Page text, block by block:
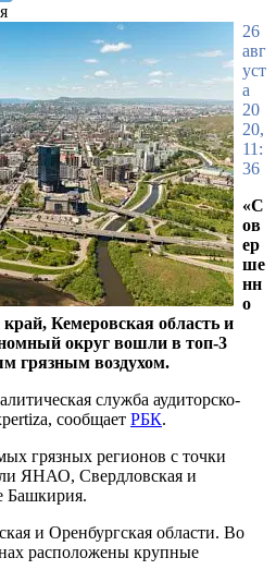
26
авг
уст
а
20
20,
11:
36
«С
ов
ер
ше
нн
о
Кемеровская область и
округ вошли в топ-3
грязным воздухом.
служба аудиторско-
сообщает РБК.
грязных регионов с точки
ЯНАО, Свердловская и
Башкирия.
и Оренбургская области. Во
расположены крупные